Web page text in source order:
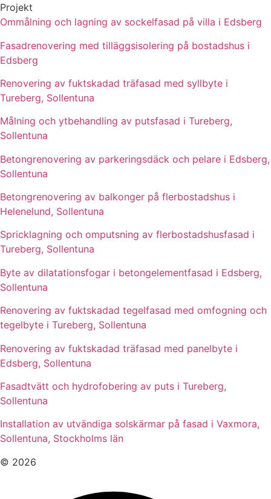
Projekt
Ommålning och lagning av sockelfasad på villa i Edsberg
Fasadrenovering med tilläggsisolering på bostadshus i
Edsberg
Renovering av fuktskadad träfasad med syllbyte i
Tureberg, Sollentuna
Målning och ytbehandling av putsfasad i Tureberg,
Sollentuna
Betongrenovering av parkeringsdäck och pelare i Edsberg,
Sollentuna
Betongrenovering av balkonger på flerbostadshus i
Helenelund, Sollentuna
Spricklagning och omputsning av flerbostadshusfasad i
Tureberg, Sollentuna
Byte av dilatationsfogar i betongelementfasad i Edsberg,
Sollentuna
Renovering av fuktskadad tegelfasad med omfogning och
tegelbyte i Tureberg, Sollentuna
Renovering av fuktskadad träfasad med panelbyte i
Edsberg, Sollentuna
Fasadtvätt och hydrofobering av puts i Tureberg,
Sollentuna
Installation av utvändiga solskärmar på fasad i Vaxmora,
Sollentuna, Stockholms län
© 2026